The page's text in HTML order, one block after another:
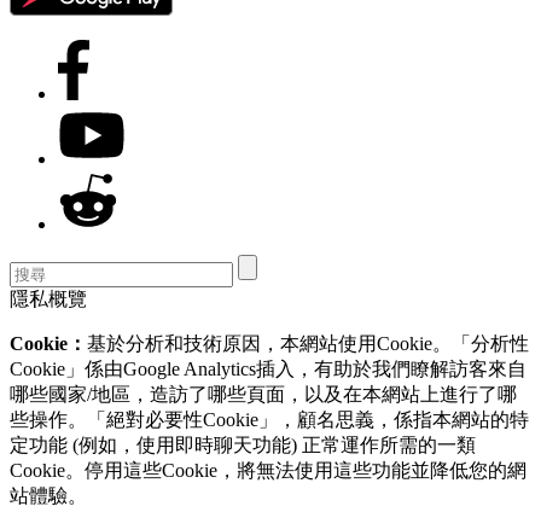
隱私概覽
Cookie： 基於分析和技術原因，本網站使用Cookie。「分析性
Cookie」係由Google Analytics插入，有助於我們瞭解訪客來自
哪些國家/地區，造訪了哪些頁面，以及在本網站上進行了哪
些操作。「絕對必要性Cookie」，顧名思義，係指本網站的特
定功能 (例如，使用即時聊天功能) 正常運作所需的一類
Cookie。停用這些Cookie，將無法使用這些功能並降低您的網
站體驗。